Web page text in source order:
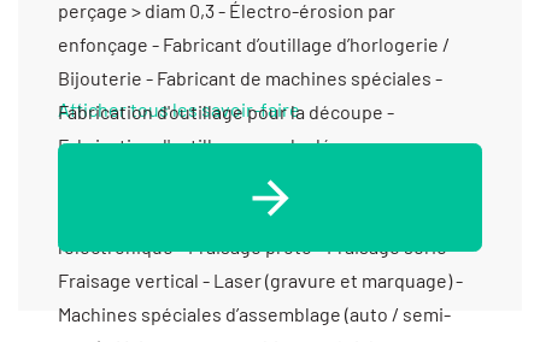
Afficher tous les savoir-faire